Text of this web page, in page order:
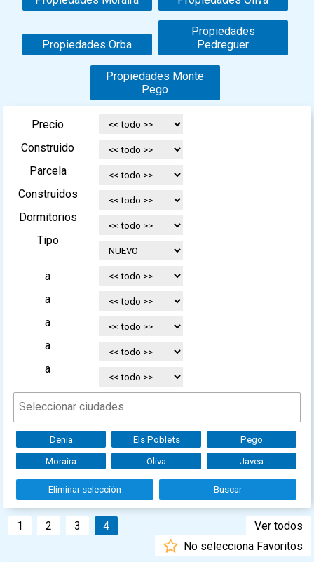
Propiedades Orba
Propiedades
Pedreguer
Propiedades Monte
Pego
Precio
Construido
Parcela
Construidos
Dormitorios
Tipo
a
a
a
a
a
Denia Els Poblets Pego
Moraira Oliva Javea
Eliminar selección Buscar
1 2 3 4
Ver todos
No selecciona Favoritos